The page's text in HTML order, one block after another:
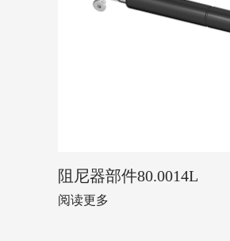
阻尼器部件80.0014L
阅读更多